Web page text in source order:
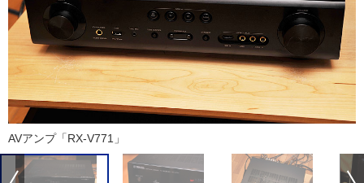
AVアンプ「RX-V771」